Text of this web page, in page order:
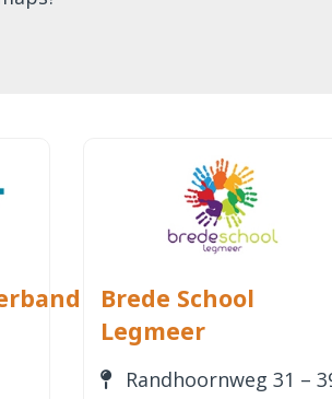
Brede School
Legmeer
Randhoornweg 31 –